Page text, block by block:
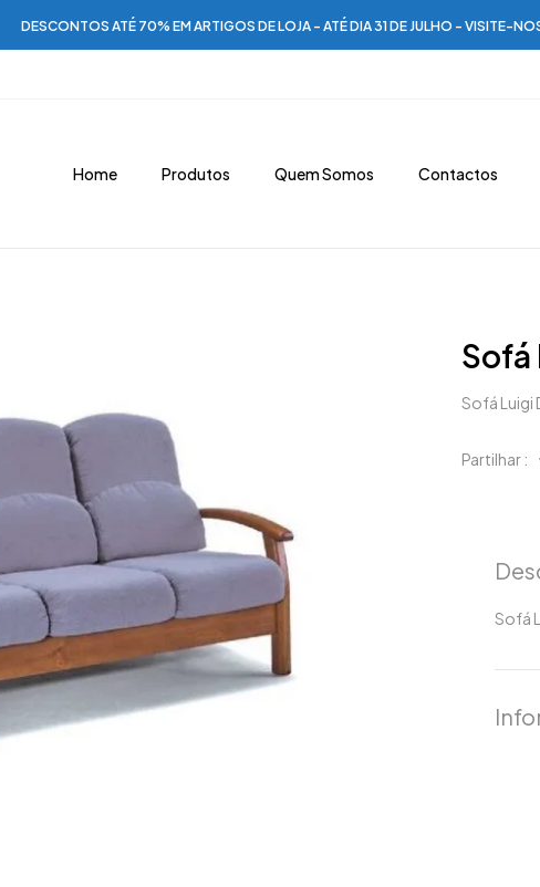
DESCONTOS ATÉ 70% EM ARTIGOS DE LOJA - ATÉ DIA 31 DE JULHO - VISITE-
Home Produtos Quem Somos Contactos
Sofá
Sofá Luigi
Partilhar :
Sofá